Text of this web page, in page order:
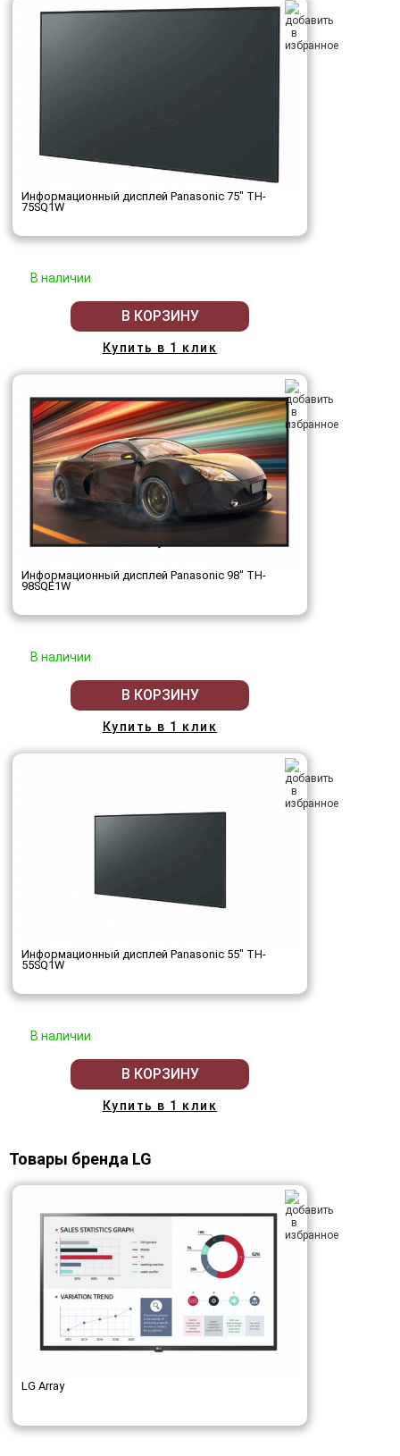
Информационный дисплей Panasonic 75" TH-
75SQ1W
В наличии
В КОРЗИНУ
Купить в 1 клик
Информационный дисплей Panasonic 98" TH-
98SQE1W
В наличии
В КОРЗИНУ
Купить в 1 клик
Информационный дисплей Panasonic 55" TH-
55SQ1W
В наличии
В КОРЗИНУ
Купить в 1 клик
Товары бренда LG
LG Array